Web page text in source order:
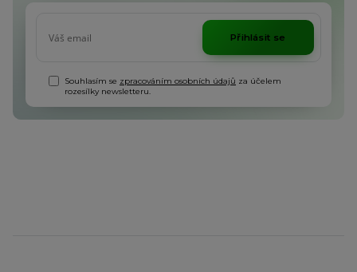
Přihlásit se
Souhlasím se zpracováním osobních údajů za účelem
rozesílky newsletteru.